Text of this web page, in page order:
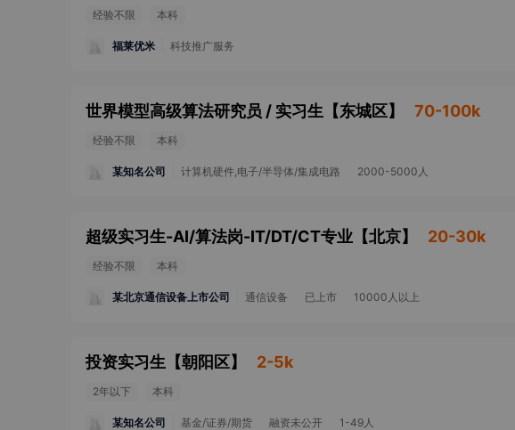
经验不限 本科
福莱优米 科技推广服务
世界模型高级算法研究员 / 实习生 【东城区】 70-100k
经验不限 本科
某知名公司 计算机硬件,电子/半导体/集成电路 2000-5000人
超级实习生-AI/算法岗-IT/DT/CT专业 【北京】 20-30k
经验不限 本科
某北京通信设备上市公司 通信设备 已上市 10000人以上
投资实习生 【朝阳区】 2-5k
2年以下 本科
某知名公司 基金/证券/期货 融资未公开 1-49人